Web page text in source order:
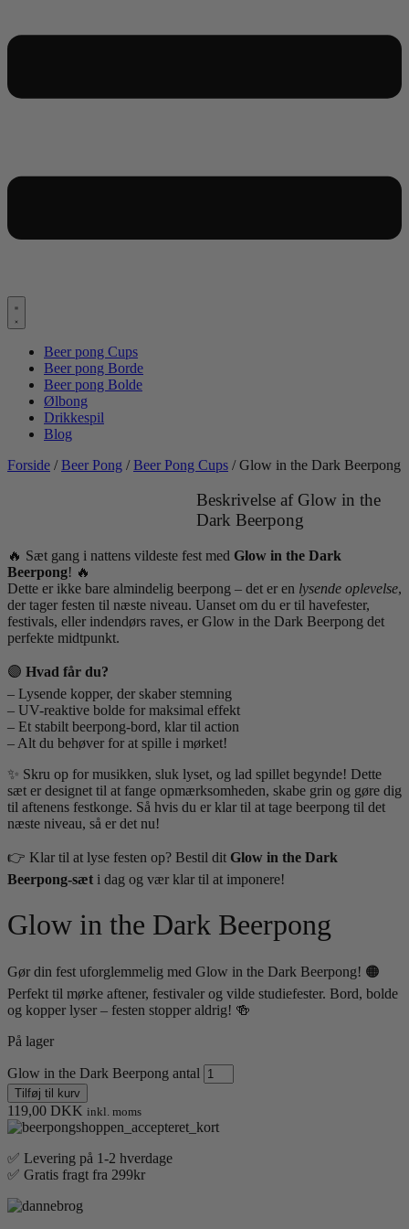
Beer pong Cups
Beer pong Borde
Beer pong Bolde
Ølbong
Drikkespil
Blog
Forside /Beer Pong /Beer Pong Cups / Glow in the Dark Beerpong
Beskrivelse af Glow in the
Dark Beerpong
🔥 Sæt gang i nattens vildeste fest med Glow in the Dark
Beerpong! 🔥
Dette er ikke bare almindelig beerpong – det er en lysende oplevelse,
der tager festen til næste niveau. Uanset om du er til havefester,
festivals, eller indendørs raves, er Glow in the Dark Beerpong det
perfekte midtpunkt.
🟣 Hvad får du?
– Lysende kopper, der skaber stemning
– UV-reaktive bolde for maksimal effekt
– Et stabilt beerpong-bord, klar til action
– Alt du behøver for at spille i mørket!
✨ Skru op for musikken, sluk lyset, og lad spillet begynde! Dette
sæt er designet til at fange opmærksomheden, skabe grin og gøre dig
til aftenens festkonge. Så hvis du er klar til at tage beerpong til det
næste niveau, så er det nu!
👉 Klar til at lyse festen op? Bestil dit Glow in the Dark
Beerpong-sæt i dag og vær klar til at imponere!
Glow in the Dark Beerpong
Gør din fest uforglemmelig med Glow in the Dark Beerpong! 🟠
Perfekt til mørke aftener, festivaler og vilde studiefester. Bord, bolde
og kopper lyser – festen stopper aldrig! 🍻
På lager
Glow in the Dark Beerpong antal
Tilføj til kurv
119,00 DKK inkl. moms
✅ Levering på 1-2 hverdage
✅ Gratis fragt fra 299kr